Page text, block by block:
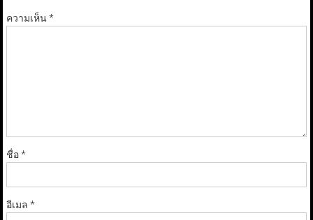
ความเห็น*
ชื่อ*
อีเมล *